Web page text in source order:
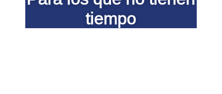
tiempo